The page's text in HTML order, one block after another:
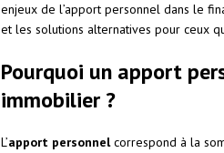
enjeux de l’apport personnel dans le
et les solutions alternatives pour ceux
Pourquoi un apport
immobilier ?
L’apport personnelcorrespond à la